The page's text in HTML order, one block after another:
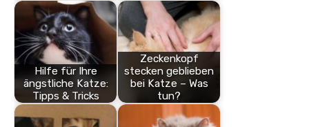
Hilfe für Ihre
ängstliche Katze:
Tipps & Tricks
Zeckenkopf
stecken geblieben
bei Katze – Was
tun?